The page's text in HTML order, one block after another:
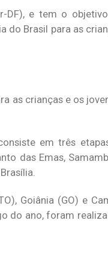
DF), e tem o
do Brasil para as
as crianças e os
em três
das Emas,
Goiânia (GO) e
do ano, foram